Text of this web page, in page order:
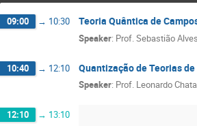
09:00 → 10:30 Teoria Quântica de
Speaker: Prof.Sebastião
10:40 → 12:10 Quantização de Teorias de
Speaker: Prof. Leonardo
12:10 → 13:10